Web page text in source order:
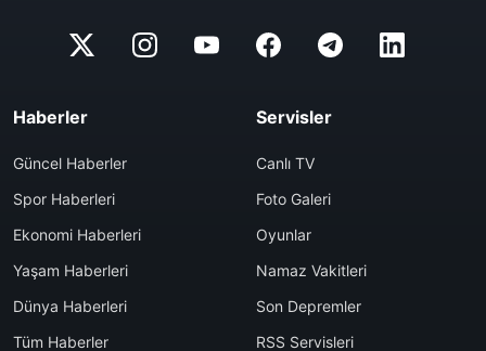
Haberler
Güncel Haberler
Spor Haberleri
Ekonomi Haberleri
Yaşam Haberleri
Dünya Haberleri
Tüm Haberler
Servisler
Canlı TV
Foto Galeri
Oyunlar
Namaz Vakitleri
Son Depremler
RSS Servisleri